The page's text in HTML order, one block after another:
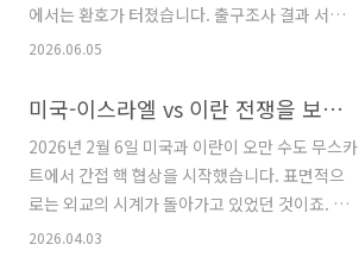
에서는 환호가 터졌습니다. 출구조사 결과 서울
시장 선거에서 더불어민주당 정원오 후보가
포인트 차로 앞서는 것으로 나타났습니다. 종로
두 캠프의 표정은 정확히 뒤바뀌어 있었습니다.
개표 결과 서울시장 선거에서 국민의힘 오세훈 후
보가 득표율 49.22%로, 48.07%를 득표한 더불
어민주당 정원오 후보를 1.15%포인트 차로 꺾으
2026.06.05
미국-이스라엘 vs 이란 전쟁을 보는 우리의 시각
2026년 2월 6일 미국과 이란이 오만 수도 무스카
트에서 간접 핵 협상을 시작했습니다. 표면적으
로는 외교의 시계가 돌아가고 있었던 것이죠. 그
런데 2월 24일 트럼프 미국 대통령이 국정연설에
2026.04.03